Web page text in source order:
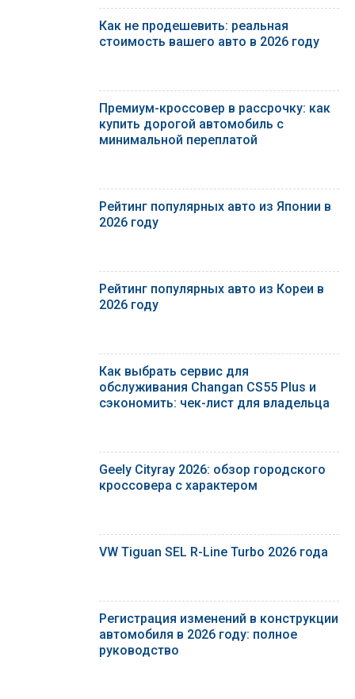
Как не продешевить: реальная
стоимость вашего авто в 2026 году
Премиум-кроссовер в рассрочку: как
купить дорогой автомобиль с
минимальной переплатой
Рейтинг популярных авто из Японии в
2026 году
Рейтинг популярных авто из Кореи в
2026 году
Как выбрать сервис для
обслуживания Changan CS55 Plus и
сэкономить: чек-лист для владельца
Geely Cityray 2026: обзор городского
кроссовера с характером
VW Tiguan SEL R-Line Turbo 2026 года
Регистрация изменений в конструкции
автомобиля в 2026 году: полное
руководство